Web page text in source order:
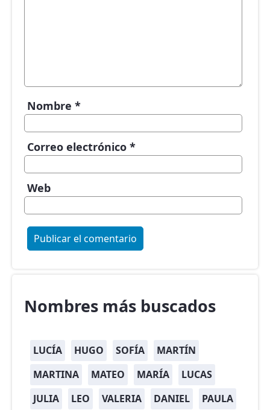
Nombre *
Correo electrónico *
Web
Nombres más buscados
LUCÍA HUGO SOFÍA
MARTÍN
MARTINA
MATEO MARÍA
LUCAS
JULIA
LEO VALERIA DANIEL PAULA